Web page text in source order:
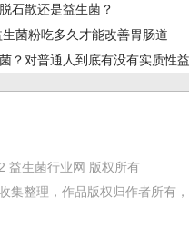
石散还是益生菌？
菌粉吃多久才能改善胃肠道
？对普通人到底有没有实质性
益生菌行业网 版权所有
集整理，作品版权归作者所有